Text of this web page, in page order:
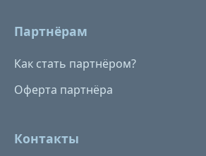
Партнёрам
Как стать партнёром?
Оферта партнёра
Контакты